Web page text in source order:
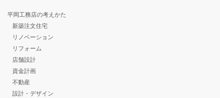
平岡工務店の考えかた
新築注文住宅
リノベーション
リフォーム
店舗設計
資金計画
不動産
設計・デザイン